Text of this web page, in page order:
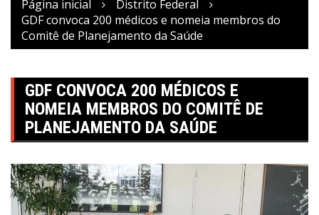
Página inicial
Distrito Federal
GDF convoca 200 médicos e nomeia membros do
Comitê de Planejamento da Saúde
GDF CONVOCA 200 MÉDICOS E
NOMEIA MEMBROS DO COMITÊ DE
PLANEJAMENTO DA SAÚDE